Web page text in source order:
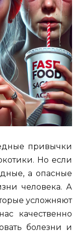
привычки
Но если
а опасные
человека. А
усложняют
качественно
болезни и